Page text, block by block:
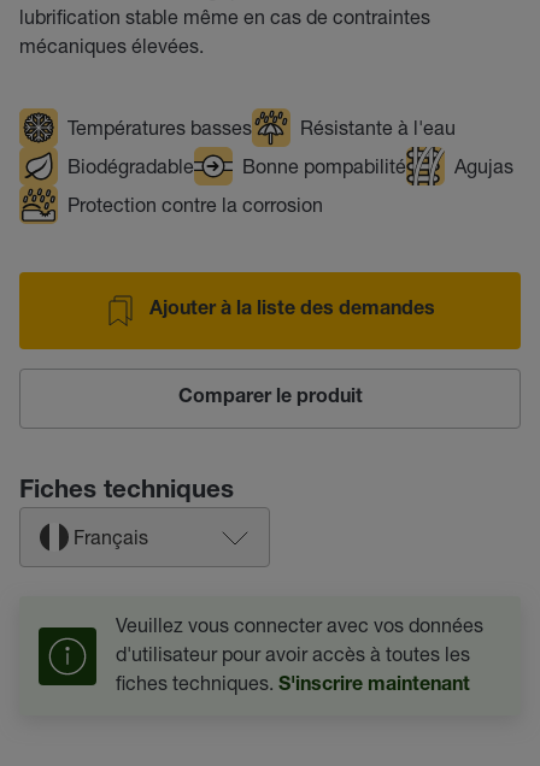
lubrification stable même en cas de contraintes
mécaniques élevées.
Températures basses
Résistante à l'eau
Biodégradable
Bonne pompabilité
Agujas
Protection contre la corrosion
Ajouter à la liste des demandes
Comparer le produit
Fiches techniques
Français
Veuillez vous connecter avec vos données
d'utilisateur pour avoir accès à toutes les
fiches techniques. S'inscrire maintenant